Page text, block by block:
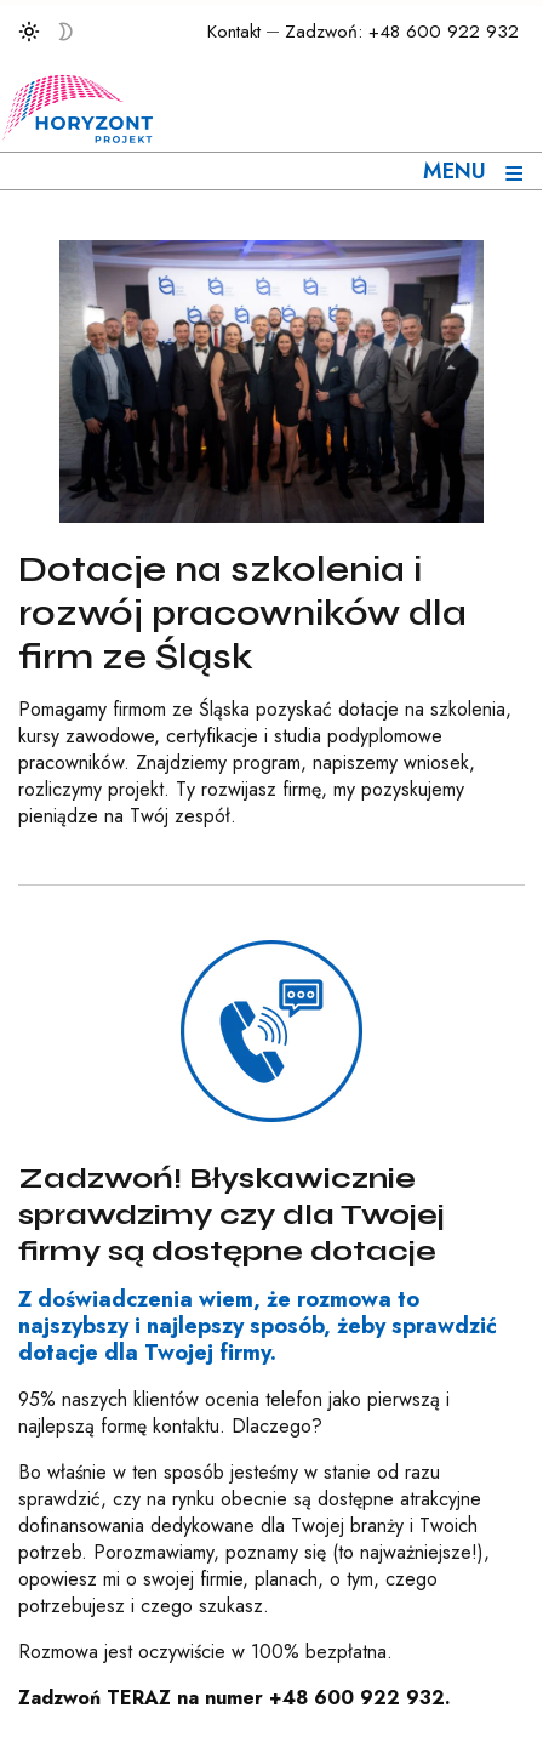
Zadzwoń: +48 600 922 932
Kontakt
MENU ≡
Dotacje na szkolenia i
rozwój pracowników dla
firm ze Śląsk
Pomagamy firmom ze Śląska pozyskać dotacje na szkolenia,
kursy zawodowe, certyfikacje i studia podyplomowe
pracowników. Znajdziemy program, napiszemy wniosek,
rozliczymy projekt. Ty rozwijasz firmę, my pozyskujemy
pieniądze na Twój zespół.
Zadzwoń! Błyskawicznie
sprawdzimy czy dla Twojej
firmy są dostępne dotacje
Z doświadczenia wiem, że rozmowa to
najszybszy i najlepszy sposób, żeby sprawdzić
dotacje dla Twojej firmy.
95% naszych klientów ocenia telefon jako pierwszą i
najlepszą formę kontaktu. Dlaczego?
Bo właśnie w ten sposób jesteśmy w stanie od razu
sprawdzić, czy na rynku obecnie są dostępne atrakcyjne
dofinansowania dedykowane dla Twojej branży i Twoich
potrzeb. Porozmawiamy, poznamy się (to najważniejsze!),
opowiesz mi o swojej firmie, planach, o tym, czego
potrzebujesz i czego szukasz.
Rozmowa jest oczywiście w 100% bezpłatna.
Zadzwoń TERAZ na numer +48 600 922 932.